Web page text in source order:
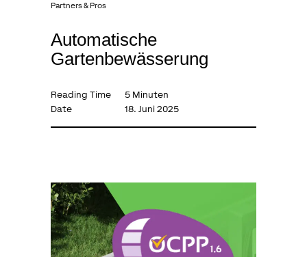
Partners & Pros
Automatische
Gartenbewässerung
Reading Time
Date
5 Minuten
18. Juni 2025